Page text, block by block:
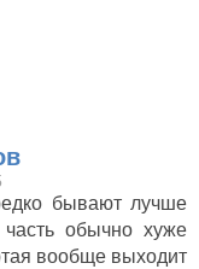
бывают лучше
обычно хуже
вообще выходит